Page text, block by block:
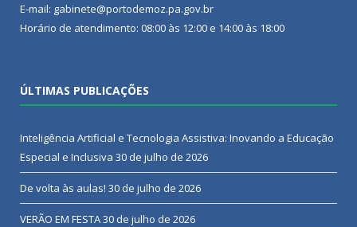
E-mail: gabinete@portodemoz.pa.gov.br
Horário de atendimento: 08:00 às 12:00 e 14:00 às 18:00
ÚLTIMAS PUBLICAÇÕES
Inteligência Artificial e Tecnologia Assistiva: Inovando a Educação
Especial e Inclusiva 30 de julho de 2026
De volta às aulas! 30 de julho de 2026
VERÃO EM FESTA30 de julho de 2026